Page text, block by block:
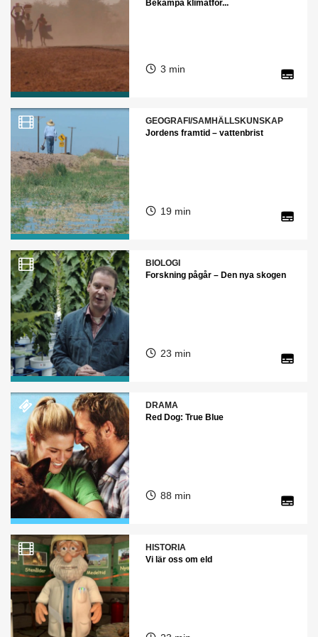
Bekämpa klimatför...
3 min
GEOGRAFI/SAMHÄLLSKUNSKAP
Jordens framtid – vattenbrist
19 min
BIOLOGI
Forskning pågår – Den nya skogen
23 min
DRAMA
Red Dog: True Blue
88 min
HISTORIA
Vi lär oss om eld